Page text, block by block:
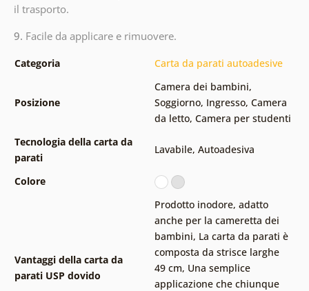
il trasporto.
9. Facile da applicare e rimuovere.
Categoria Carta da parati autoadesive
Posizione
Camera dei bambini,
Soggiorno, Ingresso, Camera
da letto, Camera per studenti
Tecnologia della carta da
parati
Lavabile, Autoadesiva
Colore
Vantaggi della carta da
parati USP dovido
Prodotto inodore, adatto
anche per la cameretta dei
bambini, La carta da parati è
composta da strisce larghe
49 cm, Una semplice
applicazione che chiunque